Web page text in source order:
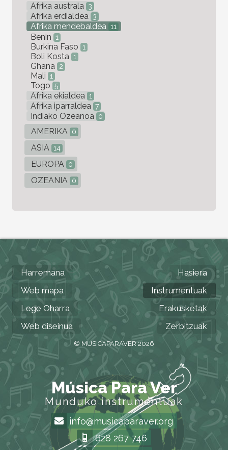
Afrika australa 3
Afrika erdialdea 3
Afrika mendebaldea 11
Benin 1
Burkina Faso 1
Boli Kosta 1
Ghana 2
Mali 1
Togo 5
Afrika ekialdea 1
Afrika iparraldea 7
Indiako Ozeanoa 0
AMERIKA 0
ASIA 14
EUROPA 0
OZEANIA 0
Harremana
Web mapa
Lege Oharra
Web diseinua
Hasiera
Instrumentuak
Erakusketak
Zerbitzuak
© MUSICAPARAVER 2026
Música Para Ver
Munduko instrumentuak
info@musicaparaver.org
628 267 746